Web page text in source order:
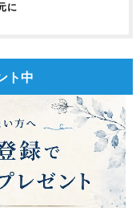
に
ト中